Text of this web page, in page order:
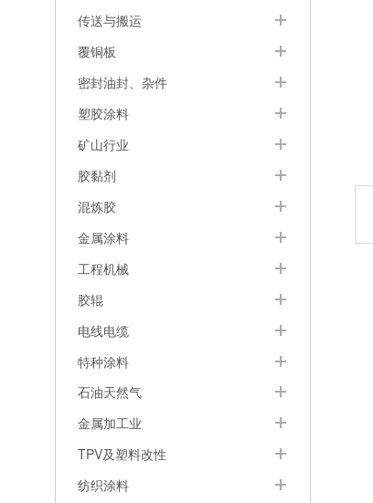
传送与搬运
覆铜板
密封油封、杂件
塑胶涂料
矿山行业
胶黏剂
混炼胶
金属涂料
工程机械
胶辊
电线电缆
特种涂料
石油天然气
金属加工业
TPV及塑料改性
纺织涂料